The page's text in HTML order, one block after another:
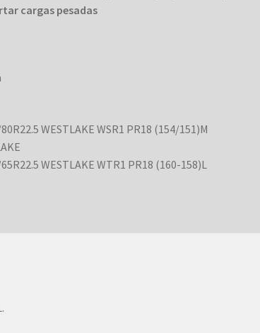
cargas pesadas
WESTLAKE WSR1 PR18 (154/151)M
WESTLAKE WTR1 PR18 (160-158)L